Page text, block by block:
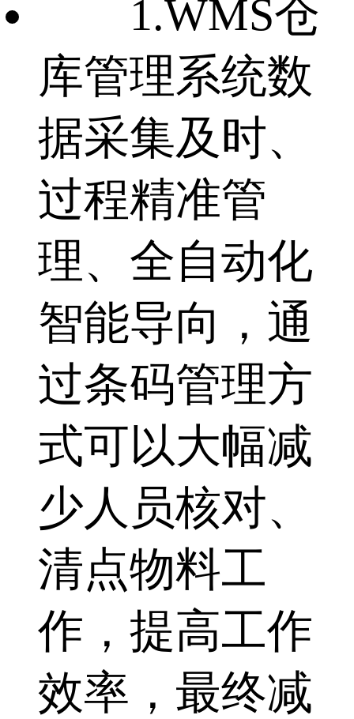
1.WMS仓
库管理系统数
据采集及时、
过程精准管
理、全自动化
智能导向，通
过条码管理方
式可以大幅减
少人员核对、
清点物料工
作，提高工作
效率，最终减